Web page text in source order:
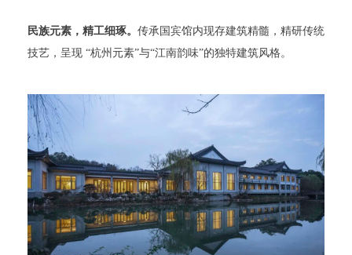
民族元素，精工细琢。 传承国宾馆内现存建筑精髓，精研传统
技艺，呈现 “杭州元素”与“江南韵味”的独特建筑风格。